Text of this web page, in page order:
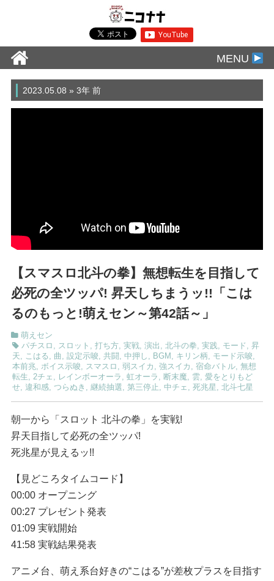
MENU
2023.05.08 » 3年 前
【スマスロ北斗の拳】無想転生を目指して
必死の全ツッパ! 昇天しちまうッ!!「こは
るのもっと!萌えセン～第42話～」
萌えセン
パチスロ , スロット , 打ち方, 実戦, 演出 , 北斗の拳, 実践, モード , 昇
天, こはる, 曲, 設定示唆, 共闘 , 中押し , BGM , キリン柄, モード示唆,
本前兆, ボイス示唆, スマスロ , 弱スイカ , 強スイカ , 宿命バトル, 無想
転生, 2チェ , レインボーオーラ , 虹オーラ , 断末魔, 雲, 愛をとりもど
せ, 違和感, つらぬき , 継続抽選, 第三停止 , 中チェ , 死兆星 , 北斗七星
朝一から「スロット 北斗の拳」を実戦!
昇天目指して必死の全ツッパ!
死兆星が見えるッ!!
【見どころタイムコード】
00:00 オープニング
00:27 プレゼント発表
01:09 実戦開始
41:58 実戦結果発表
アニメ台、萌え系台好きの“こはる”が差枚プラスを目指す